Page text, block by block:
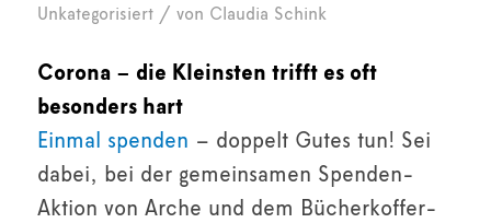
Unkategorisiert / von Claudia Schink
Corona – die Kleinsten trifft es oft
besonders hart
Einmal spenden – doppelt Gutes tun! Sei
dabei, bei der gemeinsamen Spenden-
Aktion von Arche und dem Bücherkoffer-